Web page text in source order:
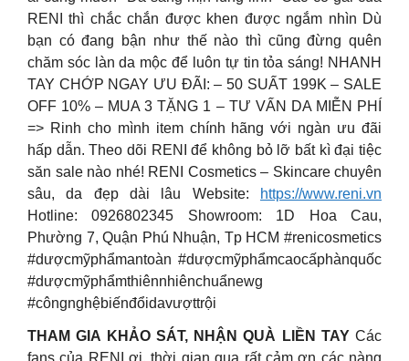
RENI thì chắc chắn được khen được ngắm nhìn Dù
bạn có đang bận như thế nào thì cũng đừng quên
chăm sóc làn da mộc để luôn tự tin tỏa sáng! NHANH
TAY CHỚP NGAY ƯU ĐÃI: – 50 SUẤT 199K – SALE
OFF 10% – MUA 3 TẶNG 1 – TƯ VẤN DA MIỄN PHÍ
=> Rinh cho mình item chính hãng với ngàn ưu đãi
hấp dẫn. Theo dõi RENI để không bỏ lỡ bất kì đại tiệc
săn sale nào nhé! RENI Cosmetics – Skincare chuyên
sâu, da đẹp dài lâu Website:
https://www.reni.vn
Hotline: 0926802345 Showroom: 1D Hoa Cau,
Phường 7, Quận Phú Nhuận, Tp HCM #renicosmetics
#dượcmỹphẩmantoàn #dượcmỹphẩmcaocấphànquốc
#dượcmỹphẩmthiênnhiênchuẩnewg
#côngnghệbiếnđổidavượttrội
THAM GIA KHẢO SÁT, NHẬN QUÀ LIỀN TAY Các
fans của RENI ơi, thời gian qua rất cảm ơn các nàng